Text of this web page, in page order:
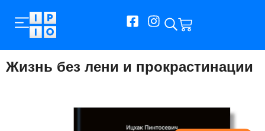
Жизнь без лени и прокрастинации